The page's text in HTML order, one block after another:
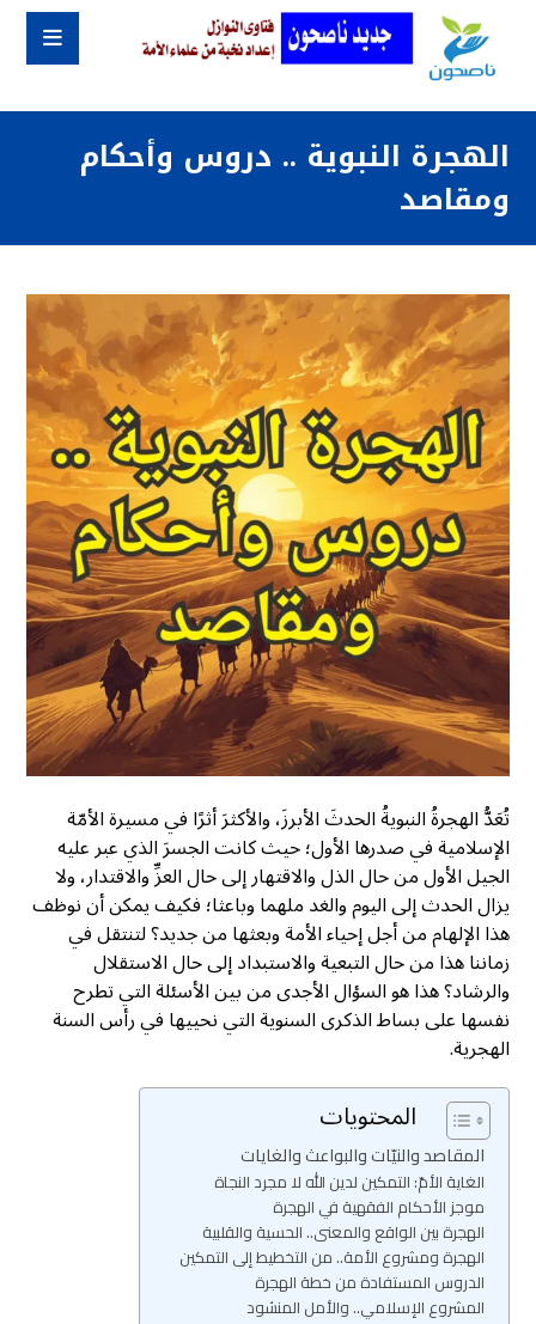
الهجرة النبوية .. دروس وأحكام
ومقاصد
تُعَدُّ الهجرةُ النبويةُ الحدثَ الأبرزَ، والأكثرَ أثرًا في مسيرة الأمّة
الإسلامية في صدرها الأول؛ حيث كانت الجسرَ الذي عبر عليه
الجيل الأول من حال الذل والاقتهار إلى حال العزِّ والاقتدار، ولا
يزال الحدث إلى اليوم والغد ملهما وباعثا؛ فكيف يمكن أن نوظف
هذا الإلهام من أجل إحياء الأمة وبعثها من جديد؟ لتنتقل في
زماننا هذا من حال التبعية والاستبداد إلى حال الاستقلال
والرشاد؟ هذا هو السؤال الأجدى من بين الأسئلة التي تطرح
نفسها على بساط الذكرى السنوية التي نحييها في رأس السنة
الهجرية.
المحتويات
المقاصد والنيّات والبواعث والغايات
الغاية الأمّ: التمكين لدين الله لا مجرد النجاة
موجز الأحكام الفقهية في الهجرة
الهجرة بين الواقع والمعنى.. الحسية والقلبية
الهجرة ومشروع الأمة.. من التخطيط إلى التمكين
الدروس المستفادة من خطة الهجرة
المشروع الإسلامي.. والأمل المنشود